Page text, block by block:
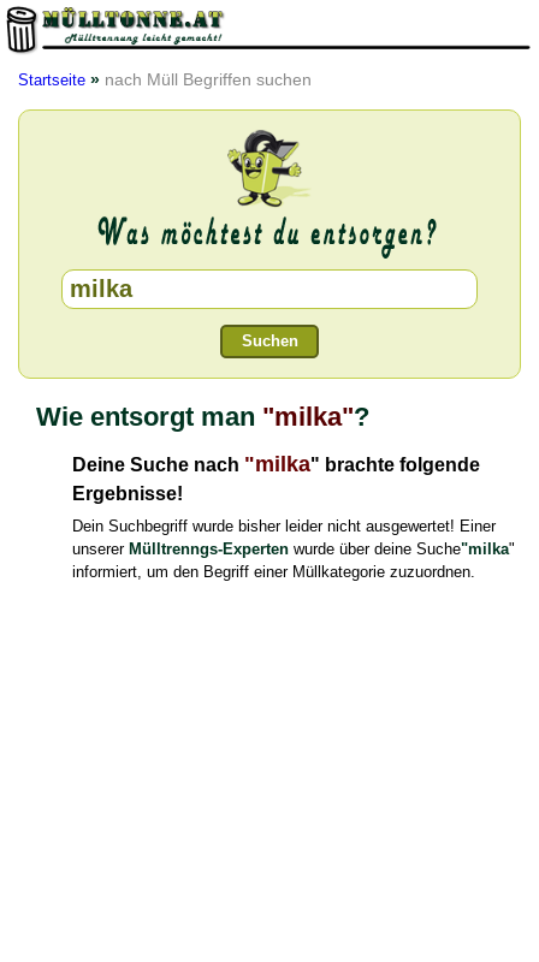
Startseite » nach Müll Begriffen suchen
Suchen
Wie entsorgt man "milka"?
Deine Suche nach "milka" brachte folgende
Ergebnisse!
Dein Suchbegriff wurde bisher leider nicht ausgewertet! Einer
unserer Mülltrenngs-Experten wurde über deine Suche"milka"
informiert, um den Begriff einer Müllkategorie zuzuordnen.